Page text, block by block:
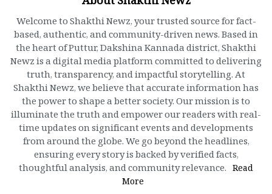
Welcome to Shakthi Newz, your trusted source for fact-
based, authentic, and community-driven news. Based in
the heart of Puttur, Dakshina Kannada district, Shakthi
Newz is a digital media platform committed to delivering
truth, transparency, and impactful storytelling. At
Shakthi Newz, we believe that accurate information has
the power to shape a better society. Our mission is to
illuminate the truth and empower our readers with real-
time updates on significant events and developments
from around the globe. We go beyond the headlines,
ensuring every story is backed by verified facts,
thoughtful analysis, and community relevance. Read
More